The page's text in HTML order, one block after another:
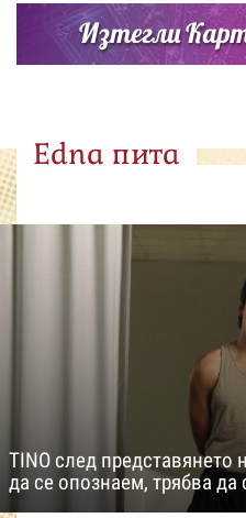
Изтегли
Edna пита
TINO след представянето
да се опознаем, трябва